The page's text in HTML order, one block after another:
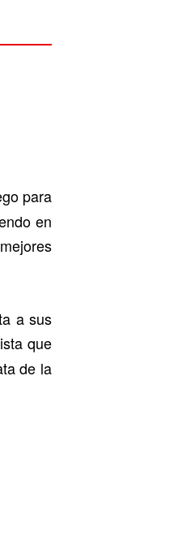
para
en
a sus
que
de la